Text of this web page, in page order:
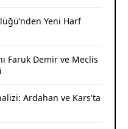
Yeni Harf
Faruk Demir ve Meclis
Ardahan ve Kars'ta